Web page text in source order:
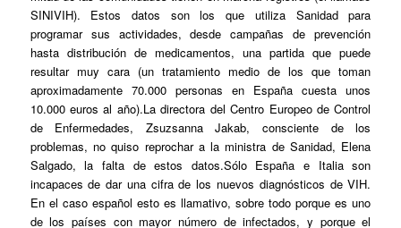
SINIVIH). Estos datos son los que utiliza Sanidad para
programar sus actividades, desde campañas de prevención
hasta distribución de medicamentos, una partida que puede
resultar muy cara (un tratamiento medio de los que toman
aproximadamente 70.000 personas en España cuesta unos
10.000 euros al año).La directora del Centro Europeo de Control
de Enfermedades, Zsuzsanna Jakab, consciente de los
problemas, no quiso reprochar a la ministra de Sanidad, Elena
Salgado, la falta de estos datos.Sólo España e Italia son
incapaces de dar una cifra de los nuevos diagnósticos de VIH.
En el caso español esto es llamativo, sobre todo porque es uno
de los países con mayor número de infectados, y porque el